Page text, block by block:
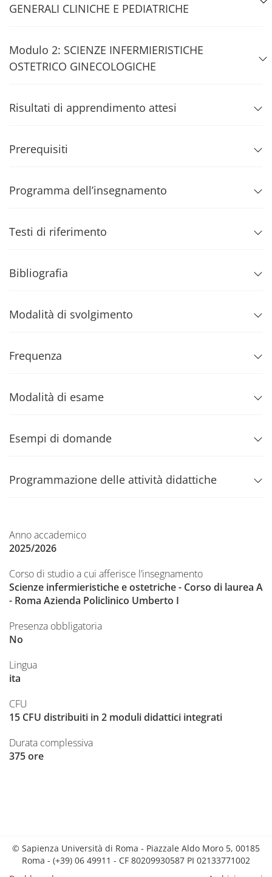
GENERALI CLINICHE E PEDIATRICHE
Modulo 2: SCIENZE INFERMIERISTICHE
OSTETRICO GINECOLOGICHE
Risultati di apprendimento attesi
Prerequisiti
Programma dell’insegnamento
Testi di riferimento
Bibliografia
Modalità di svolgimento
Frequenza
Modalità di esame
Esempi di domande
Programmazione delle attività didattiche
Anno accademico
2025/2026
Corso di studio a cui afferisce l’insegnamento
Scienze infermieristiche e ostetriche - Corso di laurea A
- Roma Azienda Policlinico Umberto I
Presenza obbligatoria
No
Lingua
ita
CFU
15 CFU distribuiti in 2 moduli didattici integrati
Durata complessiva
375 ore
© Sapienza Università di Roma - Piazzale Aldo Moro 5, 00185
Roma - (+39) 06 49911 - CF 80209930587 PI 02133771002